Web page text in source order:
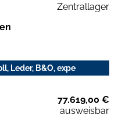
Zentrallager
Leder, B&O, expe
77.619,00 €
ausweisbar